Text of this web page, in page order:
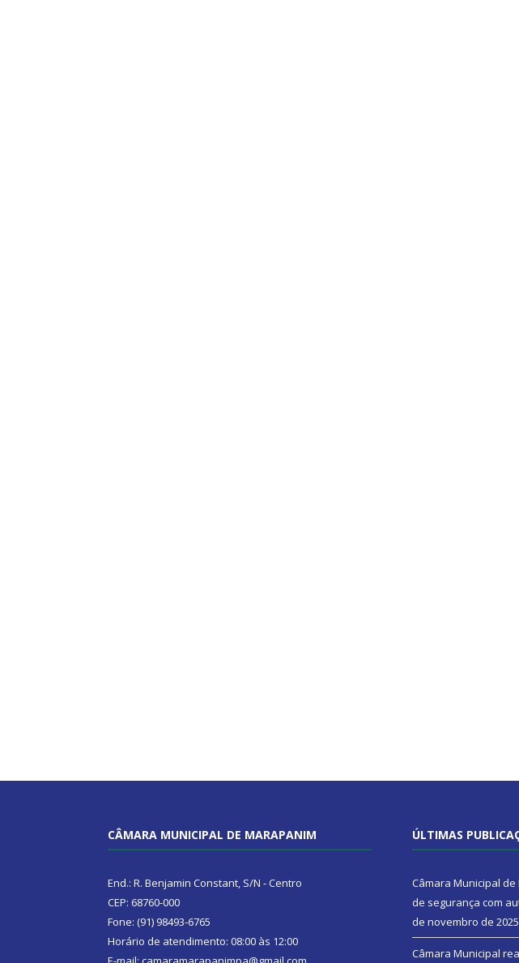
CÂMARA MUNICIPAL DE MARAPANIM
End.: R. Benjamin Constant, S/N - Centro
CEP: 68760-000
Fone: (91) 98493-6765
Horário de atendimento: 08:00 às 12:00
ÚLTIMAS
Câmara Municipal
de segurança com
de novembro de 2025
Câmara Municipal